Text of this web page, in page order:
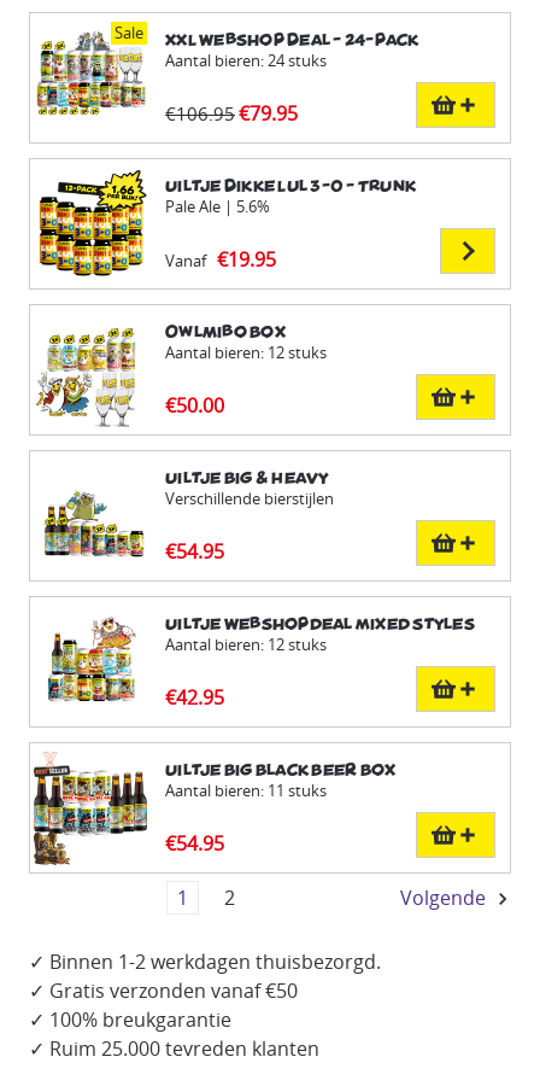
Sale XXL Webshop Deal - 24-pack
Aantal bieren: 24 stuks
€106.95€79.95
Uiltje Dikke Lul 3-0 - TRUNK
Pale Ale | 5.6%
Vanaf €19.95
Owlmibo Box
Aantal bieren: 12 stuks
€50.00
Uiltje Big & Heavy
Verschillende bierstijlen
€54.95
Uiltje Webshopdeal Mixed Styles
Aantal bieren: 12 stuks
€42.95
Uiltje Big Black Beer Box
Aantal bieren: 11 stuks
€54.95
1 2 Volgende
✓ Binnen 1-2 werkdagen thuisbezorgd.
✓ Gratis verzonden vanaf €50
✓ 100% breukgarantie
✓ Ruim 25.000 tevreden klanten